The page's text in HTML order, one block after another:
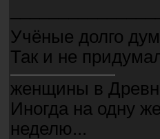
Учёные долго
Так и не
женщины в
Иногда на одну
неделю...